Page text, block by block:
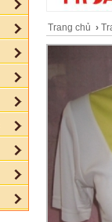
Trang chủ ›